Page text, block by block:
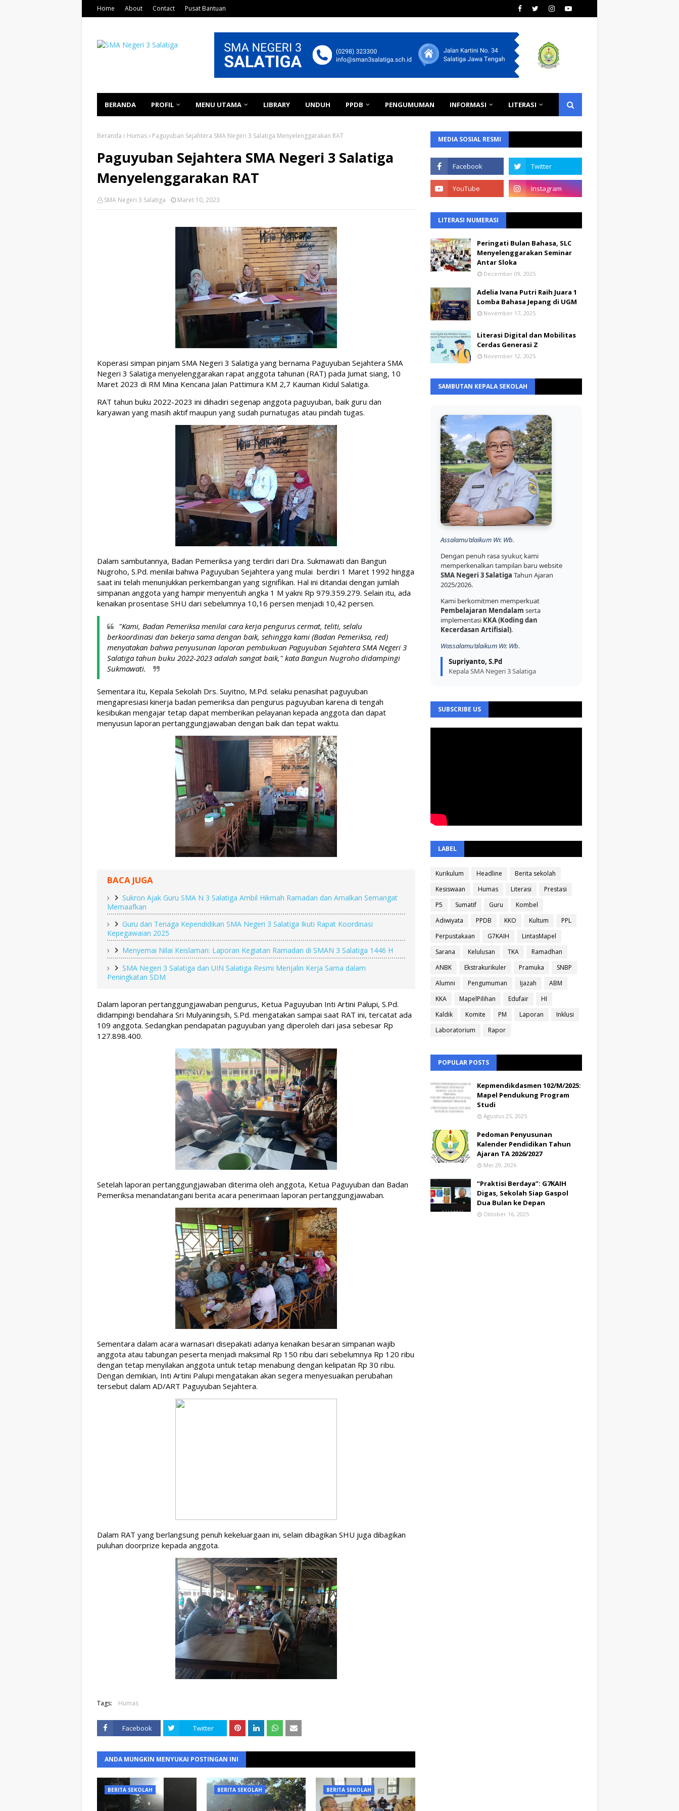
Home About Contact Pusat Bantuan
BERANDA PROFIL MENU UTAMA LIBRARY UNDUH PPDB PENGUMUMAN INFORMASI LITERASI
Beranda Humas Paguyuban Sejahtera SMA Negeri 3 Salatiga Menyelenggarakan RAT
Paguyuban Sejahtera SMA Negeri 3 Salatiga
Menyelenggarakan RAT
SMA Negeri 3 Salatiga Maret 10, 2023
Koperasi simpan pinjam SMA Negeri 3 Salatiga yang bernama Paguyuban Sejahtera SMA
Negeri 3 Salatiga menyelenggarakan rapat anggota tahunan (RAT) pada Jumat siang, 10
Maret 2023 di RM Mina Kencana Jalan Pattimura KM 2,7 Kauman Kidul Salatiga.
RAT tahun buku 2022-2023 ini dihadiri segenap anggota paguyuban, baik guru dan
karyawan yang masih aktif maupun yang sudah purnatugas atau pindah tugas.
Dalam sambutannya, Badan Pemeriksa yang terdiri dari Dra. Sukmawati dan Bangun
Nugroho, S.Pd. menilai bahwa Paguyuban Sejahtera yang mulai  berdiri 1 Maret 1992 hingga
saat ini telah menunjukkan perkembangan yang signifikan. Hal ini ditandai dengan jumlah
simpanan anggota yang hampir menyentuh angka 1 M yakni Rp 979.359.279. Selain itu, ada
kenaikan prosentase SHU dari sebelumnya 10,16 persen menjadi 10,42 persen.
"Kami, Badan Pemeriksa menilai cara kerja pengurus cermat, teliti, selalu
berkoordinasi dan bekerja sama dengan baik, sehingga kami (Badan Pemeriksa, red)
menyatakan bahwa penyusunan laporan pembukuan Paguyuban Sejahtera SMA Negeri 3
Salatiga tahun buku 2022-2023 adalah sangat baik," kata Bangun Nugroho didampingi
Sukmawati.
Sementara itu, Kepala Sekolah Drs. Suyitno, M.Pd. selaku penasihat paguyuban
mengapresiasi kinerja badan pemeriksa dan pengurus paguyuban karena di tengah
kesibukan mengajar tetap dapat memberikan pelayanan kepada anggota dan dapat
menyusun laporan pertanggungjawaban dengan baik dan tepat waktu.
BACA JUGA
Sukron Ajak Guru SMA N 3 Salatiga Ambil Hikmah Ramadan dan Amalkan Semangat
Memaafkan
Guru dan Tenaga Kependidikan SMA Negeri 3 Salatiga Ikuti Rapat Koordinasi
Kepegawaian 2025
Menyemai Nilai Keislaman: Laporan Kegiatan Ramadan di SMAN 3 Salatiga 1446 H
SMA Negeri 3 Salatiga dan UIN Salatiga Resmi Menjalin Kerja Sama dalam
Peningkatan SDM
Dalam laporan pertanggungjawaban pengurus, Ketua Paguyuban Inti Artini Palupi, S.Pd.
didampingi bendahara Sri Mulyaningsih, S.Pd. mengatakan sampai saat RAT ini, tercatat ada
109 anggota. Sedangkan pendapatan paguyuban yang diperoleh dari jasa sebesar Rp
127.898.400.
Setelah laporan pertanggungjawaban diterima oleh anggota, Ketua Paguyuban dan Badan
Pemeriksa menandatangani berita acara penerimaan laporan pertanggungjawaban.
Sementara dalam acara warnasari disepakati adanya kenaikan besaran simpanan wajib
anggota atau tabungan peserta menjadi maksimal Rp 150 ribu dari sebelumnya Rp 120 ribu
dengan tetap menyilakan anggota untuk tetap menabung dengan kelipatan Rp 30 ribu.
Dengan demikian, Inti Artini Palupi mengatakan akan segera menyesuaikan perubahan
tersebut dalam AD/ART Paguyuban Sejahtera.
Dalam RAT yang berlangsung penuh kekeluargaan ini, selain dibagikan SHU juga dibagikan
puluhan doorprize kepada anggota.
Tags: Humas
Facebook Twitter
ANDA MUNGKIN MENYUKAI POSTINGAN INI
BERITA SEKOLAH BERITA SEKOLAH BERITA SEKOLAH
MEDIA SOSIAL RESMI
LITERASI NUMERASI
Peringati Bulan Bahasa, SLC
Menyelenggarakan Seminar
Antar Sloka
December 09, 2025
Adelia Ivana Putri Raih Juara 1
Lomba Bahasa Jepang di UGM
November 17, 2025
Literasi Digital dan Mobilitas
Cerdas Generasi Z
November 12, 2025
SAMBUTAN KEPALA SEKOLAH
Assalamu’alaikum Wr. Wb.
Dengan penuh rasa syukur, kami
memperkenalkan tampilan baru website
SMA Negeri 3 Salatiga Tahun Ajaran
2025/2026.
Kami berkomitmen memperkuat
Pembelajaran Mendalam serta
implementasi KKA (Koding dan
Kecerdasan Artifisial).
Wassalamu’alaikum Wr. Wb.
Supriyanto, S.Pd
Kepala SMA Negeri 3 Salatiga
SUBSCRIBE US
LABEL
Kurikulum Headline
Berita sekolah
Kesiswaan
Humas Literasi
Prestasi
P5
Sumatif Guru
Kombel
Adiwiyata
PPDB KKO Kultum
PPL
Perpustakaan
G7KAIH
LintasMapel
Sarana
Kelulusan TKA
Ramadhan
ANBK
Ekstrakurikuler Pramuka
SNBP
Alumni
Pengumuman Ijazah
ABM
KKA
MapelPilihan Edufair
HI
Kaldik
Komite PM Laporan
Inklusi
Laboratorium
Rapor
POPULAR POSTS
Kepmendikdasmen 102/M/2025:
Mapel Pendukung Program
Studi
Agustus 25, 2025
Pedoman Penyusunan
Kalender Pendidikan Tahun
Ajaran TA 2026/2027
Mei 29, 2026
“Praktisi Berdaya”: G7KAIH
Digas, Sekolah Siap Gaspol
Dua Bulan ke Depan
Oktober 16, 2025